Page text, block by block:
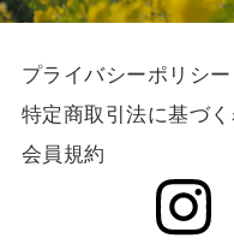
プライバシーポリシー
特定商取引法に基づ
会員規約